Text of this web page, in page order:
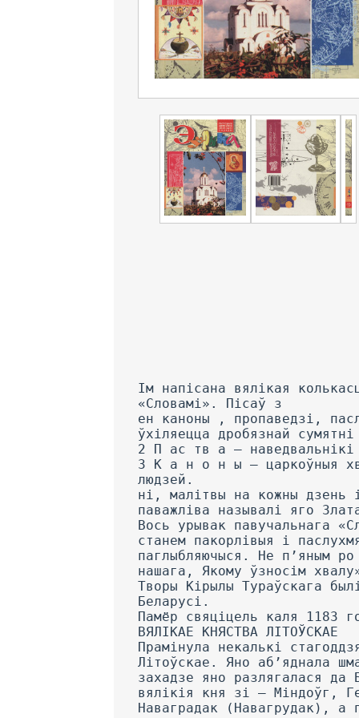
Ім напісана вялікая
«Словамі». Пісаў з
ен каноны , пропаведзі,
ўхіляецца дробязнай
2 П ас тв a —
3 К а н о н ы — царкоўныя
людзей.
ні, малітвы на кожны дзень
паважліва называлі яго
Вось урывак павучальнага
станем пакорлівыя і
паглыбляючыся. He п’яным
нашага, Якому ўзносім
Творы Кірылы Тураўскага
Беларусі.
Памёр свяціцель каля 1183
ВЯЛІКАЕ КНЯСТВА ЛІТОЎСКАЕ
Прамінула некалькі
Літоўскае. Яно аб’яднала
захадзе яно разлягалася
вялікія кня зі — Міндоўг,
Наваградак (Навагрудак), a